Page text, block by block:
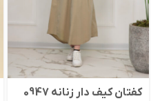
کفتان کیف دار زنانه 0947